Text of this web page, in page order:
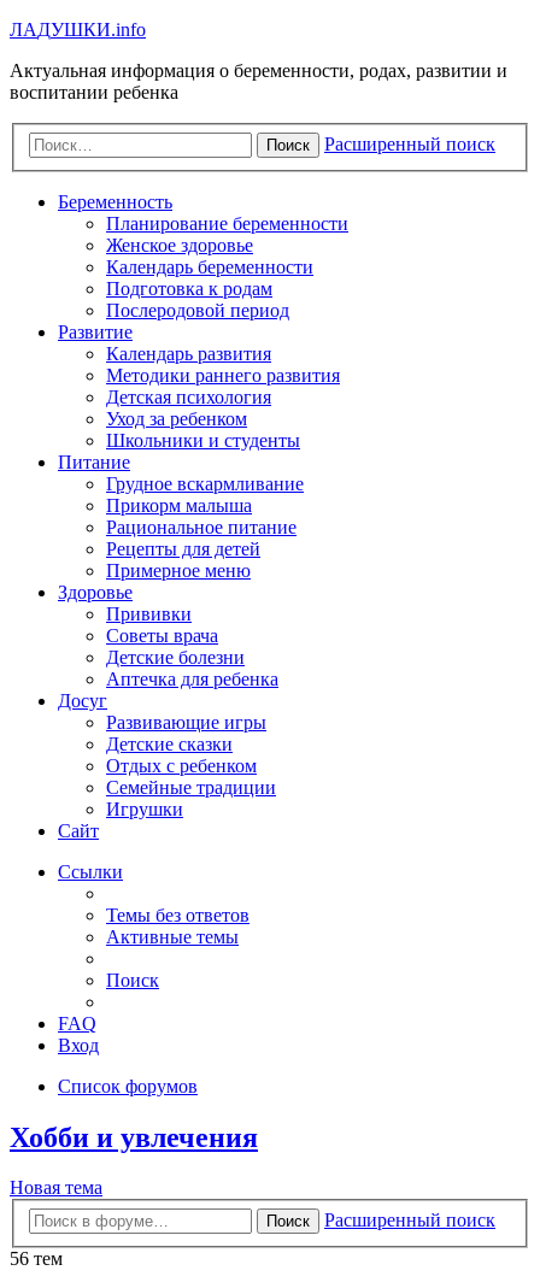
ЛАДУШКИ.info
Актуальная информация о беременности, родах, развитии и
воспитании ребенка
Поиск Расширенный поиск
Беременность
Планирование беременности
Женское здоровье
Календарь беременности
Подготовка к родам
Послеродовой период
Развитие
Календарь развития
Методики раннего развития
Детская психология
Уход за ребенком
Школьники и студенты
Питание
Грудное вскармливание
Прикорм малыша
Рациональное питание
Рецепты для детей
Примерное меню
Здоровье
Прививки
Советы врача
Детские болезни
Аптечка для ребенка
Досуг
Развивающие игры
Детские сказки
Отдых с ребенком
Семейные традиции
Игрушки
Сайт
Ссылки
Темы без ответов
Активные темы
Поиск
FAQ
Вход
Список форумов
Хобби и увлечения
Новая тема
Поиск
Расширенный поиск
56 тем